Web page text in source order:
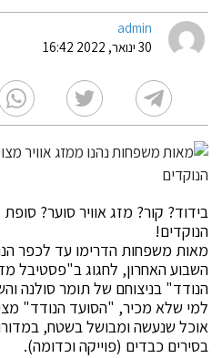
admin
30 ינואר, 2022 16:42
בידוד? קור? מזג אוויר סוער?
הנוקדים!
מאות משפחות הדרימו עד לכפר
השבוע האחרון, לחגוג ב"פסטיבל
הנודד" בניצוחם של תומר סולנה
למי שלא מכיר, "הסועד הנודד"
אוכל שנעשה ומבושל בשטח,
בסירים כבדים (פוייקה וכדומה).